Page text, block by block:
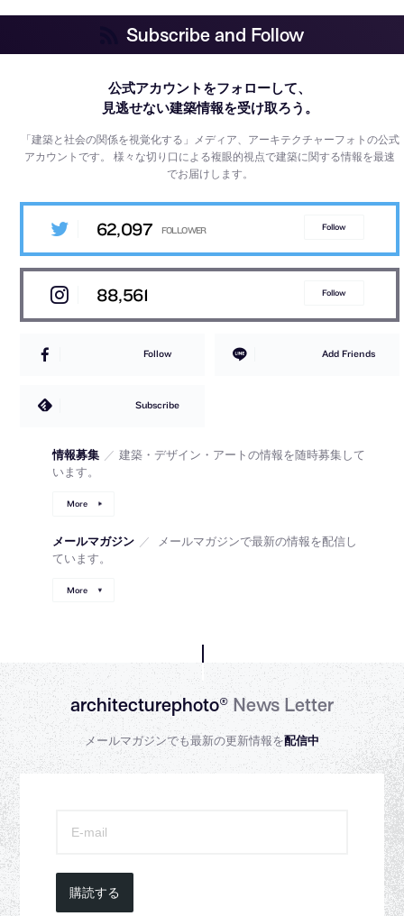
Subscribe and Follow
公式アカウントをフォローして、
見逃せない建築情報を受け取ろう。
「建築と社会の関係を視覚化する」メディア、アーキテクチャーフォトの公式
アカウントです。様々な切り口による複眼的視点で建築に関する情報を最速
でお届けします。
62,097 Follow
88,561 Follow
Follow Add Friends
Subscribe
情報募集 ／ 建築・デザイン・アートの情報を随時募集して
います。
More
メールマガジン ／
メールマガジンで最新の情報を配信し
ています。
More
architecturephoto®News Letter
メールマガジンでも最新の更新情報を配信中
購読する